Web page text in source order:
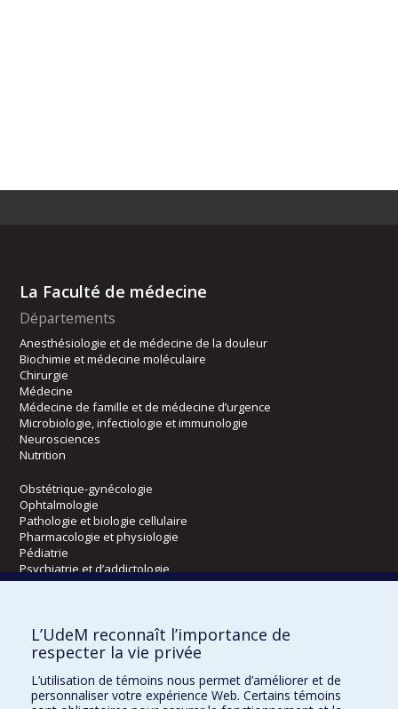
La Faculté de médecine
Départements
Anesthésiologie et de médecine de la douleur
Biochimie et médecine moléculaire
Chirurgie
Médecine
Médecine de famille et de médecine d’urgence
Microbiologie, infectiologie et immunologie
Neurosciences
Nutrition
Obstétrique-gynécologie
Ophtalmologie
Pathologie et biologie cellulaire
Pharmacologie et physiologie
Pédiatrie
Psychiatrie et d’addictologie
Radiologie, radio-oncologie et médecine nucléaire
Écoles
Orthophonie et audiologie
Réadaptation
L’UdeM reconnaît l’importance de
respecter la vie privée
L’utilisation de témoins nous permet d’améliorer et de
personnaliser votre expérience Web. Certains témoins